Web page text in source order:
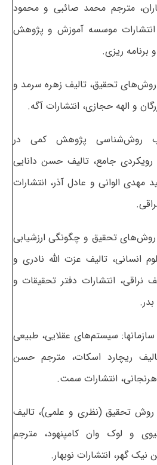
مترجم محمد صائبی و محمود
انتشارات موسسه آموزش و پژوهش
برنامه ریزی.
روش‌های تحقیق، تالیف زهره سرمد و
و الهه حجازی، انتشارات آگه.
روش‌شناسی پژوهش کمی در
جامع، تالیف حسن دانایی
مهدی الوانی و عادل آذر، انتشارات
روش‌های تحقیق و چگونگی ارزشیابی
انسانی، تالیف عزت الله نادری و
نراقی، انتشارات دفتر تحقیقات و
سازمانها: سیستم‌های عقلایی، طبیعی
ریچارد اسکات، مترجم حسن
انتشارات سمت.
روش تحقیق (نظری و علمی)، تالیف
و لوک وان کامپنهود، مترجم
نیک گهر، انتشارات نوبهار.